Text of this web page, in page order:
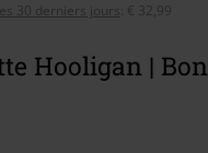
30 derniers jours
€ 32,99
Hooligan |